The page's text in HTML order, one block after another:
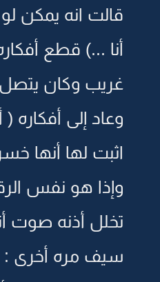
قالت انه يمكن
أنا ...) قطع
غريب وكان
وعاد إلى أفكاره
اثبت لها أنها
وإذا هو نفس
تخلل أذنه صوت
سيف مره أخرى :